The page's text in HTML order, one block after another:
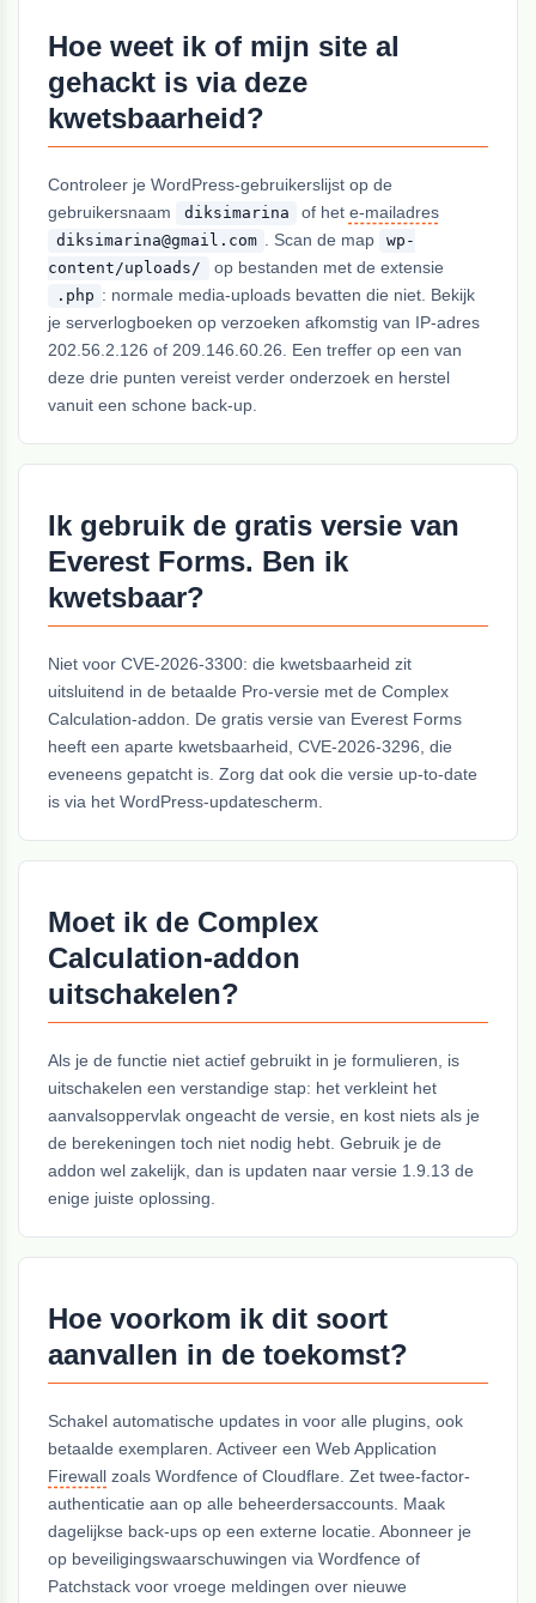
Hoe weet ik of mijn site al
gehackt is via deze
kwetsbaarheid?
Controleer je WordPress-gebruikerslijst op de
gebruikersnaam
diksimarina of het e-mailadres
diksimarina@gmail.com . Scan de map
wp-
content/uploads/
op bestanden met de extensie
.php : normale media-uploads bevatten die niet. Bekijk
je serverlogboeken op verzoeken afkomstig van IP-adres
202.56.2.126 of 209.146.60.26. Een treffer op een van
deze drie punten vereist verder onderzoek en herstel
vanuit een schone back-up.
Ik gebruik de gratis versie van
Everest Forms. Ben ik
kwetsbaar?
Niet voor CVE-2026-3300: die kwetsbaarheid zit
uitsluitend in de betaalde Pro-versie met de Complex
Calculation-addon. De gratis versie van Everest Forms
heeft een aparte kwetsbaarheid, CVE-2026-3296, die
eveneens gepatcht is. Zorg dat ook die versie up-to-date
is via het WordPress-updatescherm.
Moet ik de Complex
Calculation-addon
uitschakelen?
Als je de functie niet actief gebruikt in je formulieren, is
uitschakelen een verstandige stap: het verkleint het
aanvalsoppervlak ongeacht de versie, en kost niets als je
de berekeningen toch niet nodig hebt. Gebruik je de
addon wel zakelijk, dan is updaten naar versie 1.9.13 de
enige juiste oplossing.
Hoe voorkom ik dit soort
aanvallen in de toekomst?
Schakel automatische updates in voor alle plugins, ook
betaalde exemplaren. Activeer een Web Application
Firewall zoals Wordfence of Cloudflare. Zet twee-factor-
authenticatie aan op alle beheerdersaccounts. Maak
dagelijkse back-ups op een externe locatie. Abonneer je
op beveiligingswaarschuwingen via Wordfence of
Patchstack voor vroege meldingen over nieuwe